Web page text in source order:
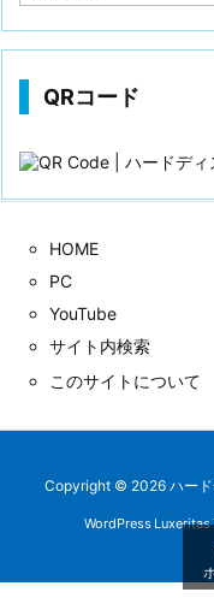
QRコード
HOME
PC
YouTube
サイト内検索
このサイトについて
Copyright © 2026 ハー
WordPress